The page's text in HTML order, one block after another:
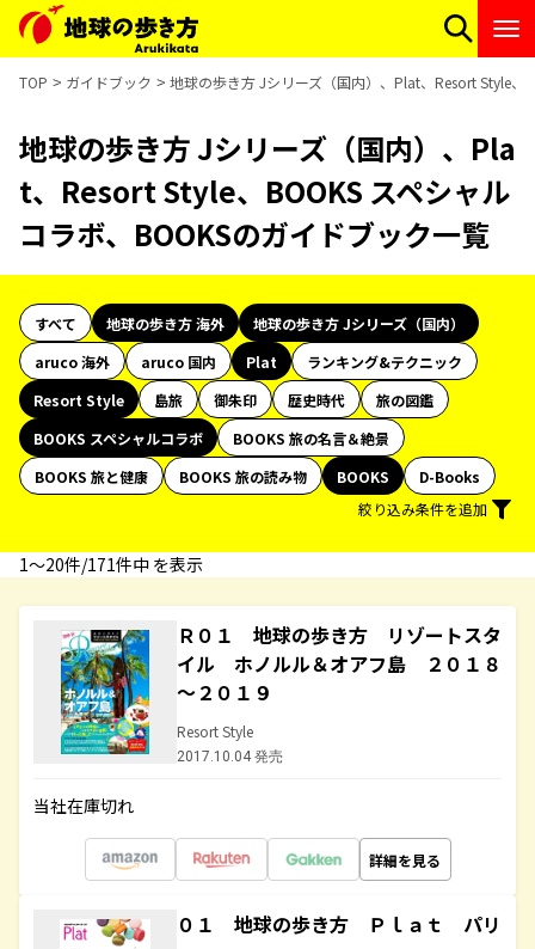
TOP ガイドブック 地球の歩き方 Jシリーズ（国内）、Plat、Resort Style、
地球の歩き方 Jシリーズ（国内）、Pla
t、Resort Style、BOOKS スペシャル
コラボ、BOOKSのガイドブック一覧
すべて 地球の歩き方 海外
地球の歩き方 Jシリーズ（国内）
aruco 海外
aruco 国内 Plat
ランキング&テクニック
Resort Style
島旅 御朱印 歴史時代
旅の図鑑
BOOKS スペシャルコラボ
BOOKS 旅の名言＆絶景
BOOKS 旅と健康
BOOKS 旅の読み物 BOOKS
D-Books
絞り込み条件を追加
1〜20件/171件中 を表示
Ｒ０１ 地球の歩き方 リゾートスタ
イル ホノルル＆オアフ島 ２０１８
～２０１９
Resort Style
2017.10.04 発売
当社在庫切れ
詳細を見る
０１ 地球の歩き方 Ｐｌａｔ パリ